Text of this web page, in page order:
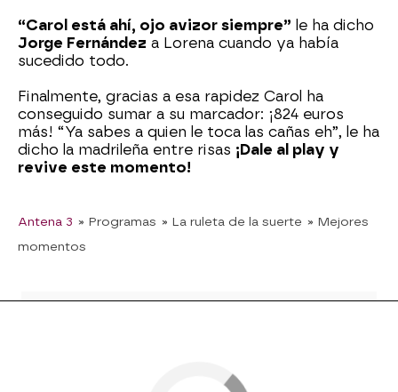
“Carol está ahí, ojo avizor siempre” le ha dicho
Jorge Fernández a Lorena cuando ya había
sucedido todo.
Finalmente, gracias a esa rapidez Carol ha
conseguido sumar a su marcador: ¡824 euros
más! “Ya sabes a quien le toca las cañas eh”, le ha
dicho la madrileña entre risas ¡Dale al play y
revive este momento!
Antena 3 » Programas » La ruleta de la suerte » Mejores
momentos